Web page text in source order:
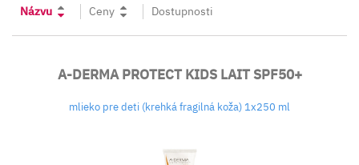
Názvu
Ceny Dostupnosti
A-DERMA PROTECT KIDS LAIT SPF50+
mlieko pre deti (krehká fragilná koža) 1x250 ml